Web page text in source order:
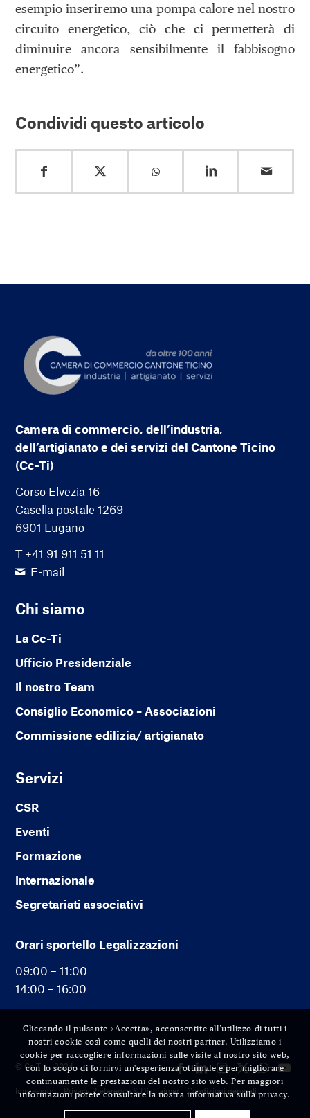
esempio inseriremo una pompa calore nel nostro
circuito energetico, ciò che ci permetterà di
diminuire ancora sensibilmente il fabbisogno
energetico”.
Condividi questo articolo
Camera di commercio, dell’industria,
dell’artigianato e dei servizi del Cantone Ticino
(Cc-Ti)
Corso Elvezia 16
Casella postale 1269
6901 Lugano
T +41 91 911 51 11
E-mail
Chi siamo
La Cc-Ti
Ufficio Presidenziale
Il nostro Team
Consiglio Economico – Associazioni
Commissione edilizia/ artigianato
Servizi
CSR
Eventi
Formazione
Internazionale
Segretariati associativi
Orari sportello Legalizzazioni
09:00 – 11:00
14:00 – 16:00
© Cc-Ti — 2024
Impressum Privacy Preference & Disclaimer Condizioni generali
Cliccando il pulsante «Accetta», acconsentite all’utilizzo di tutti i
nostri cookie così come quelli dei nostri partner. Utilizziamo i
cookie per raccogliere informazioni sulle visite al nostro sito web,
con lo scopo di fornirvi un'esperienza ottimale e per migliorare
continuamente le prestazioni del nostro sito web. Per maggiori
informazioni potete consultare la nostra informativa sulla privacy.